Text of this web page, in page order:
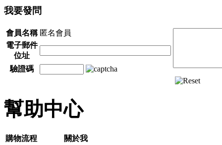
我要發問
會員名稱 匿名會員
電子郵件
位址
驗證碼
幫助中心
購物流程 關於我